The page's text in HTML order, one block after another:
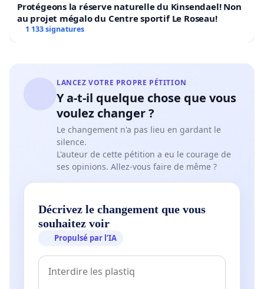
Protégeons la réserve naturelle du Kinsendael! Non
au projet mégalo du Centre sportif Le Roseau!
1 133 signatures
LANCEZ VOTRE PROPRE PÉTITION
Y a-t-il quelque chose que vous
voulez changer ?
Le changement n'a pas lieu en gardant le
silence.
L'auteur de cette pétition a eu le courage de
ses opinions. Allez-vous faire de même ?
Décrivez le changement que vous
souhaitez voir
Propulsé par l’IA